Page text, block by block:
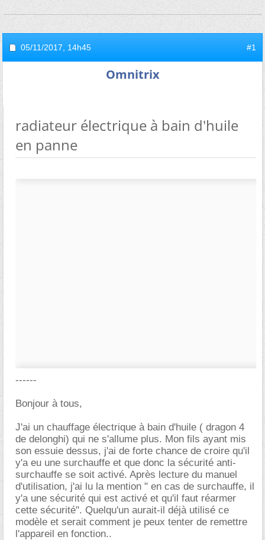
05/11/2017, 14h45 #1
Omnitrix
radiateur électrique à bain d'huile
en panne
------
Bonjour à tous,
J'ai un chauffage électrique à bain d'huile ( dragon 4
de delonghi) qui ne s'allume plus. Mon fils ayant mis
son essuie dessus, j'ai de forte chance de croire qu'il
y'a eu une surchauffe et que donc la sécurité anti-
surchauffe se soit activé. Après lecture du manuel
d'utilisation, j'ai lu la mention " en cas de surchauffe, il
y'a une sécurité qui est activé et qu'il faut réarmer
cette sécurité". Quelqu'un aurait-il déjà utilisé ce
modèle et serait comment je peux tenter de remettre
l'appareil en fonction..